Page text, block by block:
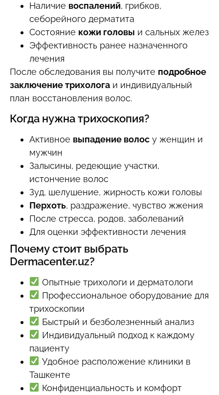
Наличие воспалений, грибков,
себорейного дерматита
Состояние кожи головы и сальных желез
Эффективность ранее назначенного
лечения
После обследования вы получите подробное
заключение трихолога и индивидуальный
план восстановления волос.
Когда нужна трихоскопия?
Активное выпадение волос у женщин и
мужчин
Залысины, редеющие участки,
истончение волос
Зуд, шелушение, жирность кожи головы
Перхоть, раздражение, чувство жжения
После стресса, родов, заболеваний
Для оценки эффективности лечения
Почему стоит выбрать
Dermacenter.uz?
Опытные трихологи и дерматологи
Профессиональное оборудование для
трихоскопии
Быстрый и безболезненный анализ
Индивидуальный подход к каждому
пациенту
Удобное расположение клиники в
Ташкенте
Конфиденциальность и комфорт